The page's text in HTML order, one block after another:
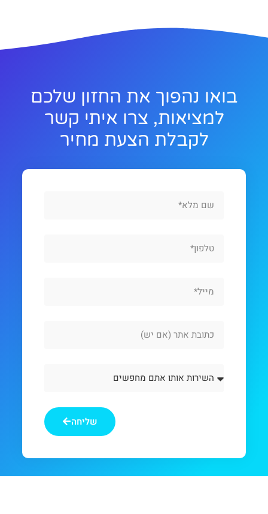
בואו נהפוך את החזון שלכם
למציאות, צרו איתי קשר
לקבלת הצעת מחיר
Name
Url
אותו
שליחה